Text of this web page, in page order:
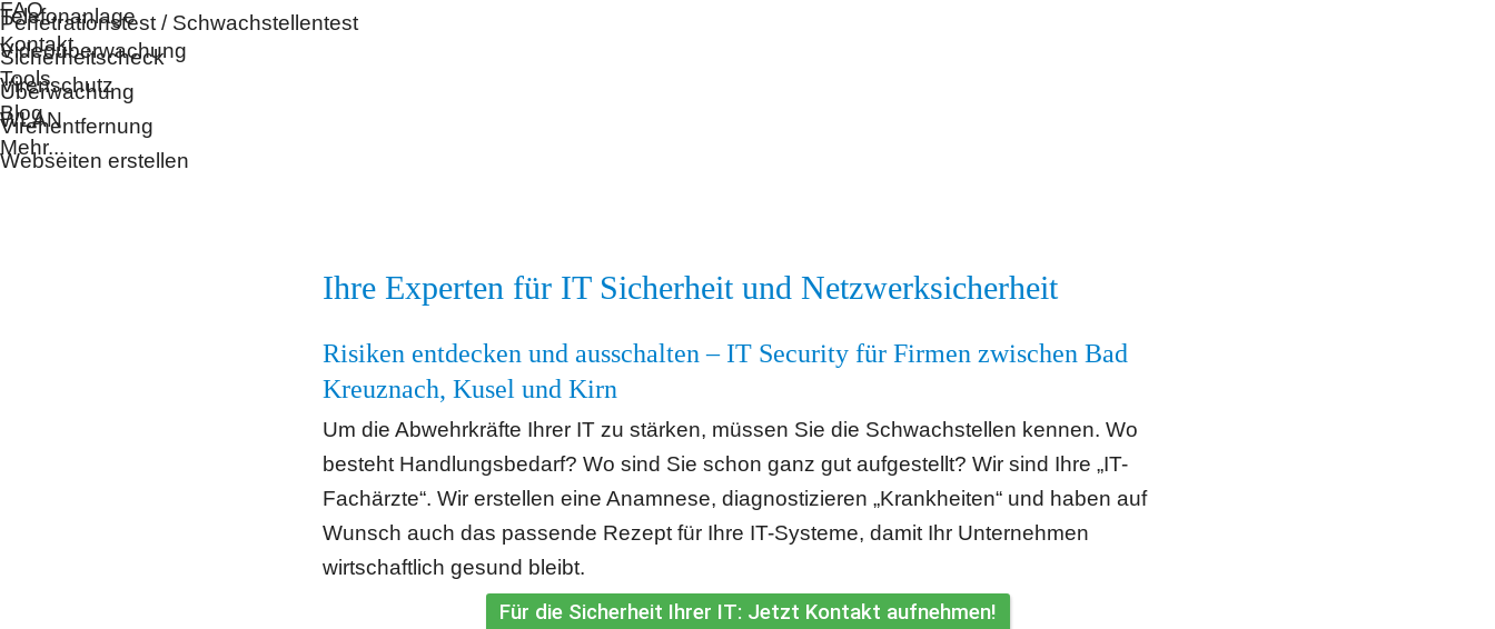
Penetrationstest / Schwachstellentest
Sicherheitscheck
Überwachung
Virenentfernung
Webseiten erstellen
Telefonanlage
Videoüberwachung
Virenschutz
WLAN
FAQ
Kontakt
Tools
Blog
Mehr...
Ihre Experten für IT Sicherheit und Netzwerksicherheit
Risiken entdecken und ausschalten – IT Security für Firmen zwischen Bad
Kreuznach, Kusel und Kirn
Um die Abwehrkräfte Ihrer IT zu stärken, müssen Sie die Schwachstellen kennen. Wo
besteht Handlungsbedarf? Wo sind Sie schon ganz gut aufgestellt? Wir sind Ihre „IT-
Fachärzte“. Wir erstellen eine Anamnese, diagnostizieren „Krankheiten“ und haben auf
Wunsch auch das passende Rezept für Ihre IT-Systeme, damit Ihr Unternehmen
wirtschaftlich gesund bleibt.
Für die Sicherheit Ihrer IT: Jetzt Kontakt aufnehmen!